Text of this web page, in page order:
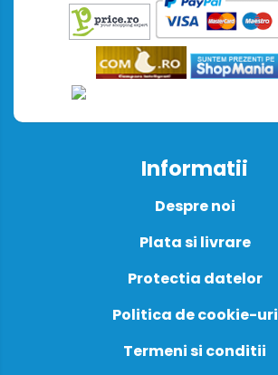
Informatii
Despre noi
Plata si livrare
Protectia datelor
Politica de cookie-uri
Termeni si conditii